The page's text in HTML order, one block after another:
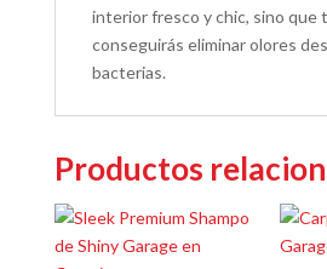
interior fresco y chic, sino que
conseguirás eliminar olores
bacterias.
Productos